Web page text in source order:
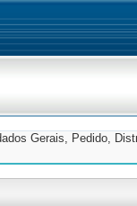
Gerais, Pedido,